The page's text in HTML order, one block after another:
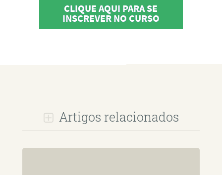
CLIQUE AQUI PARA SE
INSCREVER NO CURSO
Artigos relacionados